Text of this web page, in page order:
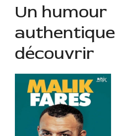
Un humour
authentique
découvrir